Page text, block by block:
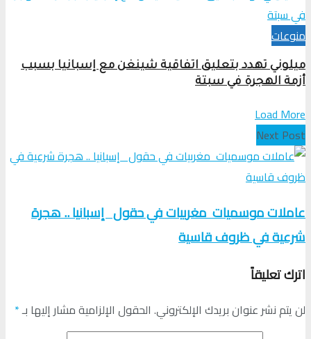
منوعات
ميلوني تهدد بتعليق اتفاقية شينغن مع إسبانيا بسبب
أزمة الهجرة في سبتة
Load More
Next Post
عاملات موسميات مغربيات في حقول إسبانيا .. هجرة
شرعية في ظروف قاسية
اترك تعليقاً
لن يتم نشر عنوان بريدك الإلكتروني. الحقول الإلزامية مشار إليها بـ*